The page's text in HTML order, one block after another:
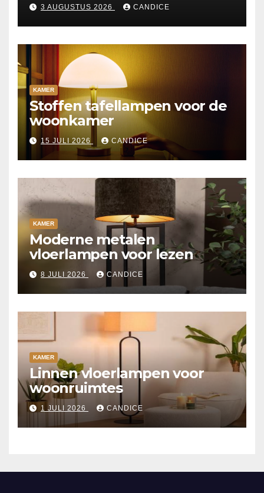
3 AUGUSTUS 2026 CANDICE
KAMER
Stoffen tafellampen voor de
woonkamer
15 JULI 2026 CANDICE
KAMER
Moderne metalen
vloerlampen voor lezen
8 JULI 2026 CANDICE
KAMER
Linnen vloerlampen voor
woonruimtes
1 JULI 2026 CANDICE